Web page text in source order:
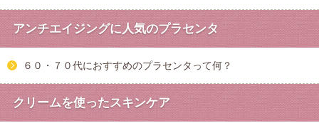
アンチエイジングに人気のプラセンタ
６０・７０代におすすめのプラセンタって何？
クリームを使ったスキンケア